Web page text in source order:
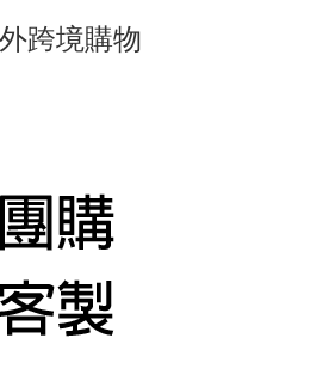
跨境購物